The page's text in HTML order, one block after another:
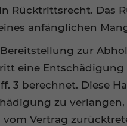
Rücktrittsrecht. Das
anfänglichen
zur
eine
3 berechnet. Diese
zu
Vertrag